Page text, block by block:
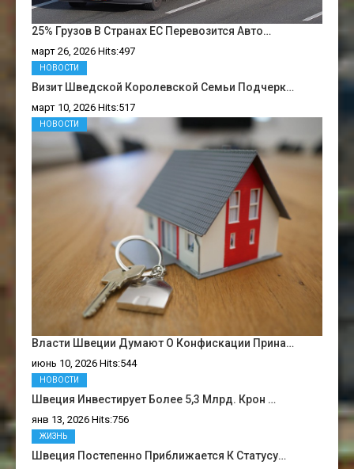
25% Грузов В Странах ЕС Перевозится Авто…
март 26, 2026 Hits:497
Визит Шведской Королевской Семьи Подчерк…
март 10, 2026 Hits:517
НОВОСТИ
Власти Швеции Думают О Конфискации Прина…
июнь 10, 2026 Hits:544
НОВОСТИ
Швеция Инвестирует Более 5,3 Млрд. Крон …
янв 13, 2026 Hits:756
НОВОСТИ
Швеция Постепенно Приближается К Статусу…
ЖИЗНЬ